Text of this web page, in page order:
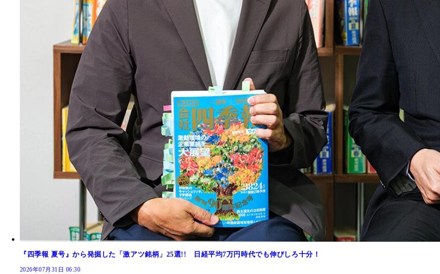
『四季報 夏号』から発掘した「激アツ銘柄」25選!! 日経平均7万円時代でも伸びしろ十分！
2026年07月31日 06:30